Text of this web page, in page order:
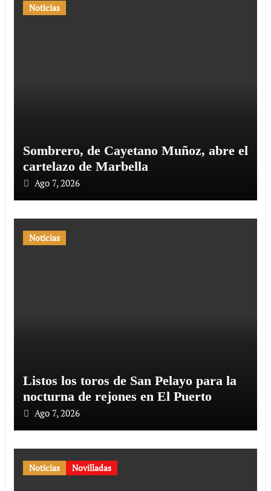
Noticias
Sombrero, de Cayetano Muñoz, abre el
cartelazo de Marbella
Ago 7, 2026
Noticias
Listos los toros de San Pelayo para la
nocturna de rejones en El Puerto
Ago 7, 2026
Noticias Novilladas